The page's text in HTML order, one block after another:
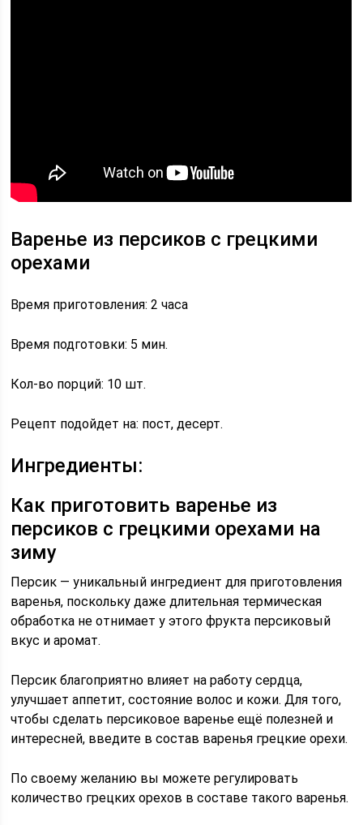
Варенье из персиков с грецкими
орехами
Время приготовления: 2 часа
Время подготовки: 5 мин.
Кол-во порций: 10 шт.
Рецепт подойдет на: пост, десерт.
Ингредиенты:
Как приготовить варенье из
персиков с грецкими орехами на
зиму
Персик — уникальный ингредиент для приготовления
варенья, поскольку даже длительная термическая
обработка не отнимает у этого фрукта персиковый
вкус и аромат.
Персик благоприятно влияет на работу сердца,
улучшает аппетит, состояние волос и кожи. Для того,
чтобы сделать персиковое варенье ещё полезней и
интересней, введите в состав варенья грецкие орехи.
По своему желанию вы можете регулировать
количество грецких орехов в составе такого варенья.